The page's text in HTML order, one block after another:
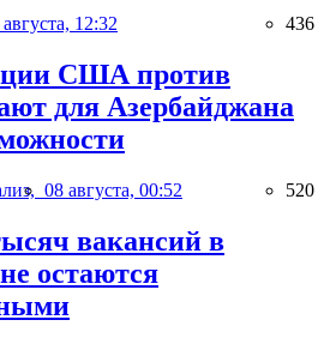
12:32 436
США против
для Азербайджана
08 августа, 00:52 520
вакансий в
остаются